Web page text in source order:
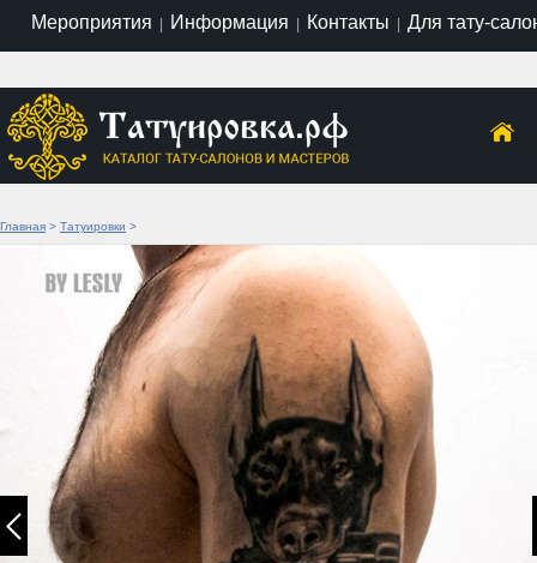
Мероприятия | Информация | Контакты | Для тату-
Главная > Татуировки >